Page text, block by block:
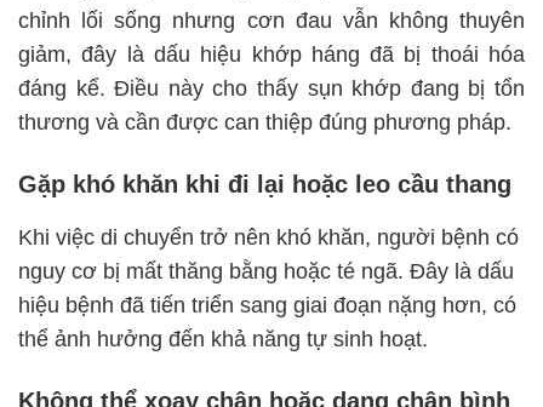
chỉnh lối sống nhưng cơn đau vẫn không thuyên
giảm, đây là dấu hiệu khớp háng đã bị thoái hóa
đáng kể. Điều này cho thấy sụn khớp đang bị tổn
thương và cần được can thiệp đúng phương pháp.
Gặp khó khăn khi đi lại hoặc leo cầu thang
Khi việc di chuyển trở nên khó khăn, người bệnh có
nguy cơ bị mất thăng bằng hoặc té ngã. Đây là dấu
hiệu bệnh đã tiến triển sang giai đoạn nặng hơn, có
thể ảnh hưởng đến khả năng tự sinh hoạt.
Không thể xoay chân hoặc dạng chân bình